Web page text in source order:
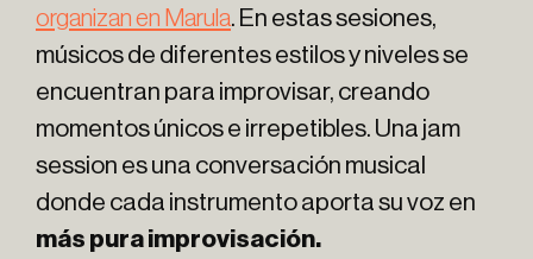
organizan en Marula. En estas sesiones,
músicos de diferentes estilos y niveles se
encuentran para improvisar, creando
momentos únicos e irrepetibles. Una jam
session es una conversación musical
donde cada instrumento aporta su voz en
más pura improvisación.